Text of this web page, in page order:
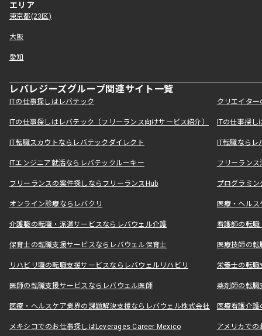
エリア
東京都(23区)
大阪
愛知
レバレジーズグループ関連サイト一覧
ITの仕事探しはレバテック クリエイタ
ITの仕事探しはレバテック（フリーランス向けサービス紹介） ITの仕事探
IT転職スカウトならレバテックダイレクト IT転職なら
ITエンジニア就活ならレバテックルーキー フリーラン
フリーランスの案件探しならフリーランスHub プログラミ
オンライン診療ならレバクリ 医療・ヘル
介護職の転職・派遣サービスならレバウェル介護 看護師の転
保育士の転職支援サービスならレバウェル保育士 医療技師の
リハビリ職の転職支援サービスならレバウェルリハビリ 栄養士の転
医師の転職支援サービスならレバウェル医師 薬剤師の転
医療・ヘルスケア業界の課題解決支援ならレバウェル株式会社 医療看護介
メキシコでのお仕事探しはLeverages Career Mexico アメリカで